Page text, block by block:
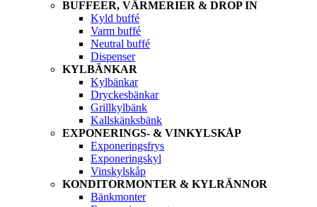
BUFFEER, VÄRMERIER & DROP IN
Kyld buffé
Varm buffé
Neutral buffé
Dispenser
KYLBÄNKAR
Kylbänkar
Dryckesbänkar
Grillkylbänk
Kallskänksbänk
EXPONERINGS- & VINKYLSKÅP
Exponeringsfrys
Exponeringskyl
Vinskylskåp
KONDITORMONTER & KYLRÄNNOR
Bänkmonter